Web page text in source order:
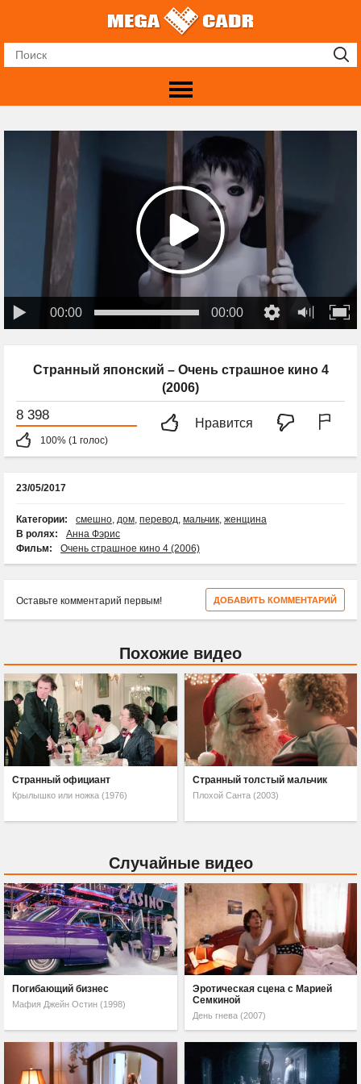
00:00 00:00
Странный японский – Очень страшное кино 4
(2006)
8 398
100% (1 голос)
Нравится
23/05/2017
Категории: смешно, дом, перевод, мальчик, женщина
В ролях:
Анна Фэрис
Фильм:
Очень страшное кино 4 (2006)
ДОБАВИТЬ КОММЕНТАРИЙ
Оставьте комментарий первым!
Похожие видео
Странный официант
Крылышко или ножка (1976)
Странный толстый мальчик
Плохой Санта (2003)
Случайные видео
Погибающий бизнес
Мафия Джейн Остин (1998)
Эротическая сцена с Марией
Семкиной
День гнева (2007)